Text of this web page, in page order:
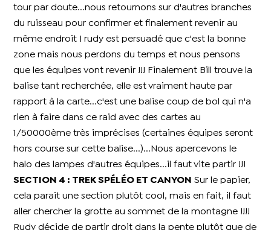
tour par doute...nous retournons sur d'autres branches
du ruisseau pour confirmer et finalement revenir au
même endroit ! rudy est persuadé que c'est la bonne
zone mais nous perdons du temps et nous pensons
que les équipes vont revenir !!! Finalement Bill trouve la
balise tant recherchée, elle est vraiment haute par
rapport à la carte...c'est une balise coup de bol qui n'a
rien à faire dans ce raid avec des cartes au
1/50000ème très imprécises (certaines équipes seront
hors course sur cette balise...)...Nous apercevons le
halo des lampes d'autres équipes...il faut vite partir !!!
SECTION 4 : TREK SPÉLÉO ET CANYON
Sur le papier,
cela parait une section plutôt cool, mais en fait, il faut
aller chercher la grotte au sommet de la montagne !!!!
Rudy décide de partir droit dans la pente plutôt que de